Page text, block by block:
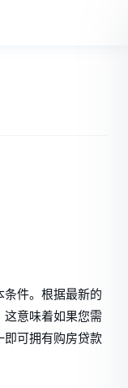
条件。根据最新的
这意味着如果您需
即可拥有购房贷款